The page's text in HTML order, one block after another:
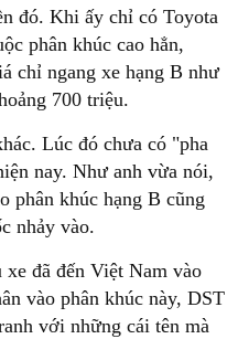
đó. Khi ấy chỉ có Toyota
phân khúc cao hẳn,
chỉ ngang xe hạng B như
700 triệu.
Lúc đó chưa có "pha
nay. Như anh vừa nói,
phân khúc hạng B cũng
nhảy vào.
đã đến Việt Nam vào
vào phân khúc này, DST
với những cái tên mà